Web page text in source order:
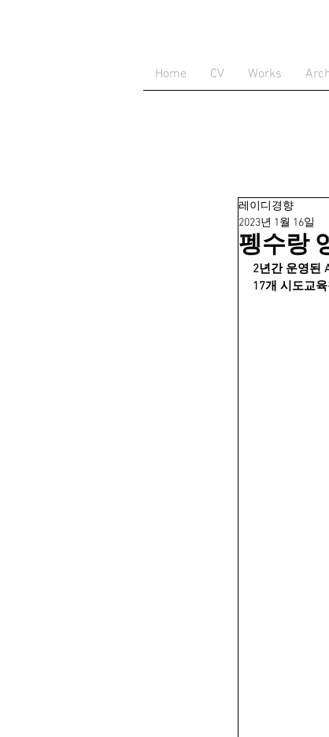
Home CV Works
펭수랑
레이디경향
2023년 1월 16일
2년간 운영된
17개 시도교